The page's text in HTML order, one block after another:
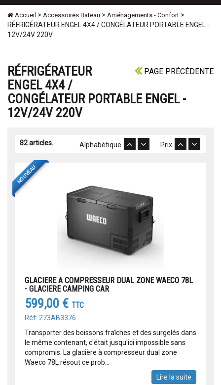
Accueil > Accessoires Bateau > Aménagements - Confort >
RÉFRIGÉRATEUR ENGEL 4X4 / CONGÉLATEUR PORTABLE ENGEL -
12V/24V 220V
PAGE PRÉCÉDENTE
RÉFRIGÉRATEUR
ENGEL 4X4 /
CONGÉLATEUR PORTABLE ENGEL -
12V/24V 220V
82 articles. Prix
Alphabétique
NOUVEAU
GLACIERE A COMPRESSEUR DUAL ZONE WAECO 78L
- GLACIERE CAMPING CAR
599,00 € TTC
Réf: 273AB3376
Transporter des boissons fraîches et des surgelés dans
le même contenant, c'était jusqu'ici impossible sans
compromis. La glacière à compresseur dual zone
Waeco 78L résout ce prob...
Lire la suite